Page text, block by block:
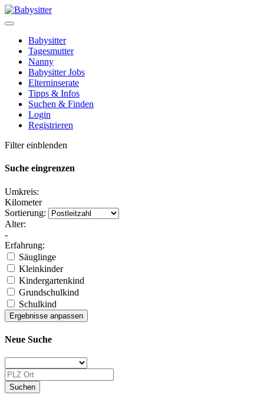
Babysitter
Tagesmutter
Nanny
Babysitter Jobs
Elterninserate
Tipps & Infos
Suchen & Finden
Login
Registrieren
Filter einblenden
Suche eingrenzen
Umkreis:
Kilometer
Sortierung:
Alter:
-
Erfahrung:
Säuglinge
Kleinkinder
Kindergartenkind
Grundschulkind
Schulkind
Neue Suche